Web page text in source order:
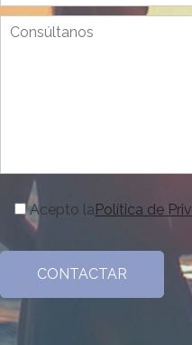
Acepto laPolítica de